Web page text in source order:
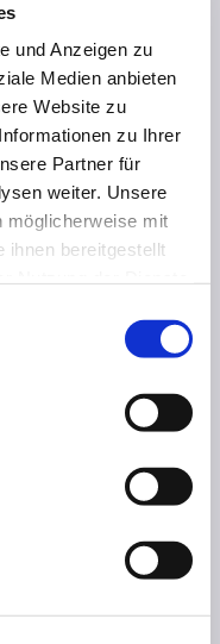
und Anzeigen zu
Medien anbieten
Website zu
zu Ihrer
Partner für
weiter. Unsere
möglicherweise mit
ihnen bereitgestellt